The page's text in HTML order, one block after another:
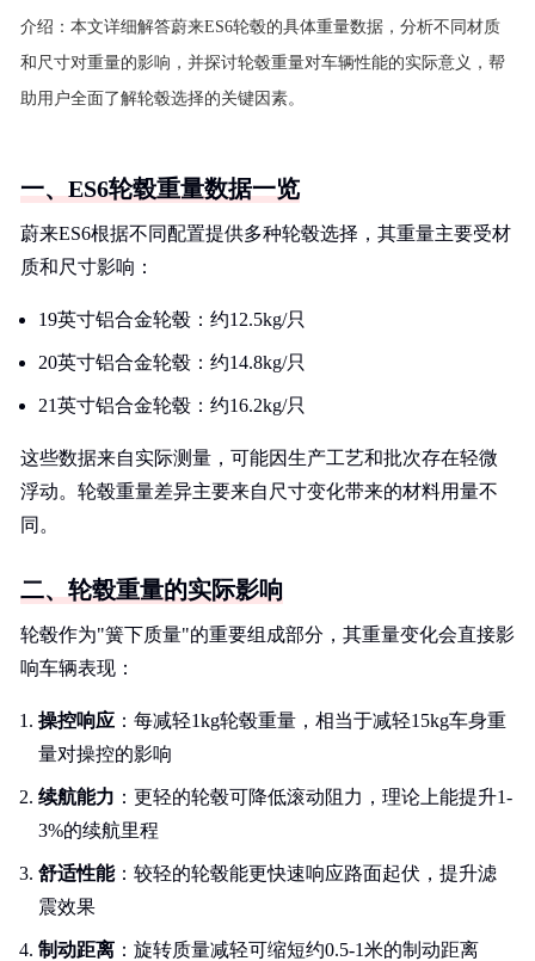
介绍： 本文详细解答蔚来ES6轮毂的具体重量数据，分析不同材质
和尺寸对重量的影响，并探讨轮毂重量对车辆性能的实际意义，帮
助用户全面了解轮毂选择的关键因素。
一、ES6轮毂重量数据一览
蔚来ES6根据不同配置提供多种轮毂选择，其重量主要受材
质和尺寸影响：
19英寸铝合金轮毂：约12.5kg/只
20英寸铝合金轮毂：约14.8kg/只
21英寸铝合金轮毂：约16.2kg/只
这些数据来自实际测量，可能因生产工艺和批次存在轻微
浮动。轮毂重量差异主要来自尺寸变化带来的材料用量不
同。
二、轮毂重量的实际影响
轮毂作为"簧下质量"的重要组成部分，其重量变化会直接影
响车辆表现：
操控响应 ：每减轻1kg轮毂重量，相当于减轻15kg车身重
量对操控的影响
续航能力 ：更轻的轮毂可降低滚动阻力，理论上能提升1-
3%的续航里程
舒适性能：较轻的轮毂能更快速响应路面起伏，提升滤
震效果
制动距离 ：旋转质量减轻可缩短约0.5-1米的制动距离